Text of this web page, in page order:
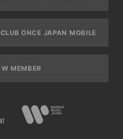
ONCE JAPAN MOBILE
MEMBER